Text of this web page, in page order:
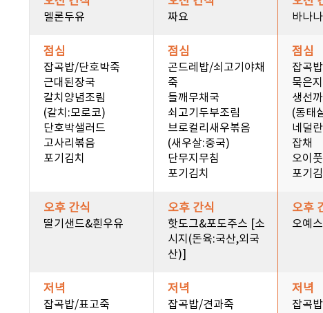
멜론두유
점심
잡곡밥/단호박죽
근대된장국
갈치양념조림
(갈치:모로코)
단호박샐러드
고사리볶음
포기김치
오후 간식
딸기샌드&흰우유
저녁
잡곡밥/표고죽
짜요
점심
곤드레밥/쇠고기야채
죽
들깨무채국
쇠고기두부조림
브로컬리새우볶음
(새우살:중국)
단무지무침
포기김치
오후 간식
핫도그&포도주스 [소
시지(돈육:국산,외국
산)]
저녁
잡곡밥/견과죽
바나
점심
잡곡
묵은
생선
(동태
네덜
잡채
오이
포기김
오후
오예
저녁
잡곡